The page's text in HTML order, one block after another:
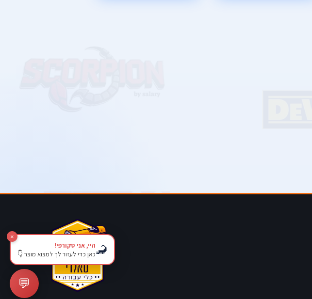
💬
×
🦂היי, אני סקורפי!
כאן כדי לעזור לך למצוא מוצר 👇